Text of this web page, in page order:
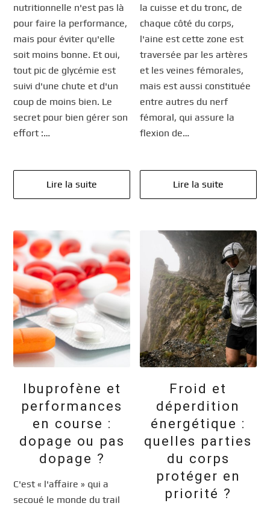
nutritionnelle n'est pas là
pour faire la performance,
mais pour éviter qu'elle
soit moins bonne. Et oui,
tout pic de glycémie est
suivi d'une chute et d'un
coup de moins bien. Le
secret pour bien gérer son
effort :…
Lire la suite
la cuisse et du tronc, de
chaque côté du corps,
l'aine est cette zone est
traversée par les artères
et les veines fémorales,
mais est aussi constituée
entre autres du nerf
fémoral, qui assure la
flexion de…
Lire la suite
Ibuprofène et
performances
en course :
dopage ou pas
dopage ?
C'est « l'affaire » qui a
secoué le monde du trail
Froid et
déperdition
énergétique :
quelles parties
du corps
protéger en
priorité ?